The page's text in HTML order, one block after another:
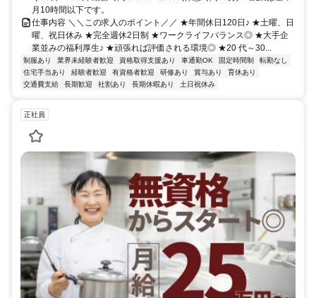
月10時間以下です。
仕事内容 ＼＼この求人のポイント／／ ★年間休日120日♪ ★土曜、日
曜、祝日休み ★完全週休2日制 ★ワークライフバランス◎ ★大手企
業並みの福利厚生♪ ★頑張れば評価される環境◎ ★20 代～30...
制服あり 業界未経験者歓迎 資格取得支援あり 車通勤OK 固定時間制
転勤なし
住宅手当あり
経験者歓迎 有資格者歓迎 研修あり 賞与あり
育休あり
交通費支給
長期歓迎 社割あり 長期休暇あり 土日祝休み
正社員